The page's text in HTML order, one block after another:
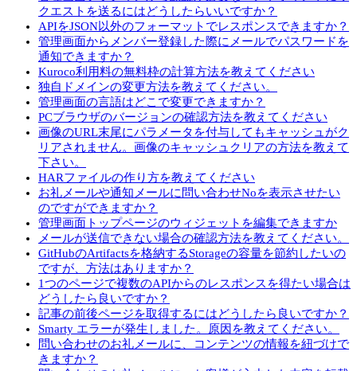
クエストを送るにはどうしたらいいですか？
APIをJSON以外のフォーマットでレスポンスできますか？
管理画面からメンバー登録した際にメールでパスワードを
通知できますか？
Kuroco利用料の無料枠の計算方法を教えてください
独自ドメインの変更方法を教えてください。
管理画面の言語はどこで変更できますか？
PCブラウザのバージョンの確認方法を教えてください
画像のURL末尾にパラメータを付与してもキャッシュがク
リアされません。画像のキャッシュクリアの方法を教えて
下さい。
HARファイルの作り方を教えてください
お礼メールや通知メールに問い合わせNoを表示させたい
のですができますか？
管理画面トップページのウィジェットを編集できますか
メールが送信できない場合の確認方法を教えてください。
GitHubのArtifactsを格納するStorageの容量を節約したいの
ですが、方法はありますか？
1つのページで複数のAPIからのレスポンスを得たい場合は
どうしたら良いですか？
記事の前後ページを取得するにはどうしたら良いですか？
Smarty エラーが発生しました。原因を教えてください。
問い合わせのお礼メールに、コンテンツの情報を紐づけで
きますか？